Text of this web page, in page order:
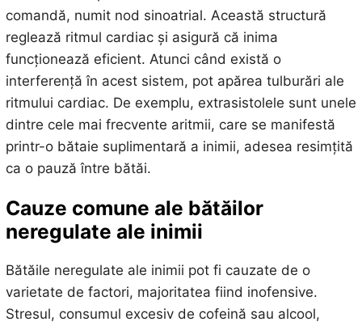
comandă, numit nod sinoatrial. Această structură
reglează ritmul cardiac și asigură că inima
funcționează eficient. Atunci când există o
interferență în acest sistem, pot apărea tulburări ale
ritmului cardiac. De exemplu, extrasistolele sunt unele
dintre cele mai frecvente aritmii, care se manifestă
printr-o bătaie suplimentară a inimii, adesea resimțită
ca o pauză între bătăi.
Cauze comune ale bătăilor
neregulate ale inimii
Bătăile neregulate ale inimii pot fi cauzate de o
varietate de factori, majoritatea fiind inofensive.
Stresul, consumul excesiv de cofeină sau alcool,